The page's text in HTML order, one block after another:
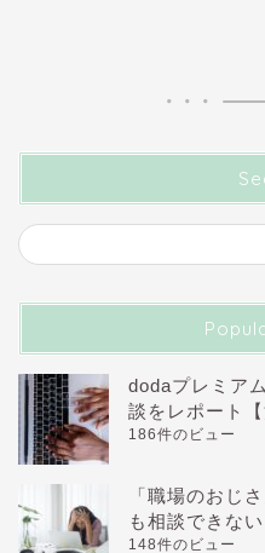
dodaプレミア
談をレポート【
186件のビュー
「職場のおじ
も相談できな
148件のビュー